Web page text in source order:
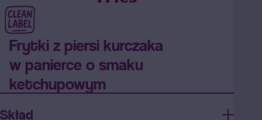
Frytki z piersi kurczaka
w panierce o smaku
ketchupowym
Skład